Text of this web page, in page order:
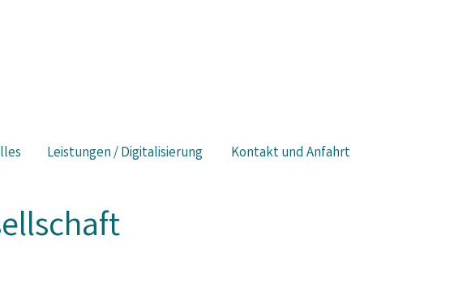
Leistungen / Digitalisierung Kontakt und Anfahrt